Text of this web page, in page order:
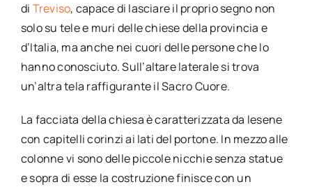
di Treviso, capace di lasciare il proprio segno non
solo su tele e muri delle chiese della provincia e
d’Italia, ma anche nei cuori delle persone che lo
hanno conosciuto. Sull’altare laterale si trova
un’altra tela raffigurante il Sacro Cuore.
La facciata della chiesa è caratterizzata da lesene
con capitelli corinzi ai lati del portone. In mezzo alle
colonne vi sono delle piccole nicchie senza statue
e sopra di esse la costruzione finisce con un